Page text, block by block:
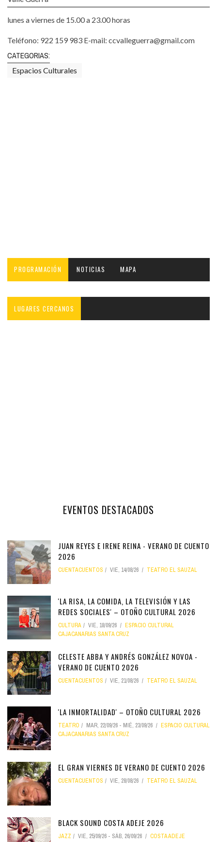
lunes a viernes de 15.00 a 23.00 horas
Teléfono: 922 159 983 E-mail: ccvalleguerra@gmail.com
CATEGORIAS:
Espacios Culturales
PROGRAMACIÓN NOTICIAS MAPA
LUGARES CERCANOS
EVENTOS DESTACADOS
JUAN REYES E IRENE REINA - VERANO DE CUENTO
2026
CUENTACUENTOS VIE, 14/08/26 TEATRO EL SAUZAL
'LA RISA, LA COMIDA, LA TELEVISIÓN Y LAS
REDES SOCIALES' – OTOÑO CULTURAL 2026
CULTURA VIE, 18/09/26
ESPACIO CULTURAL
CAJACANARIAS SANTA CRUZ
CELESTE ABBA Y ANDRÉS GONZÁLEZ NOVOA -
VERANO DE CUENTO 2026
CUENTACUENTOS VIE, 21/08/26 TEATRO EL SAUZAL
'LA INMORTALIDAD' – OTOÑO CULTURAL 2026
TEATRO MAR, 22/09/26 - MIÉ, 23/09/26
ESPACIO CULTURAL
CAJACANARIAS SANTA CRUZ
EL GRAN VIERNES DE VERANO DE CUENTO 2026
CUENTACUENTOS VIE, 28/08/26 TEATRO EL SAUZAL
BLACK SOUND COSTA ADEJE 2026
JAZZ VIE, 25/09/26 - SÁB, 26/09/26 COSTA ADEJE